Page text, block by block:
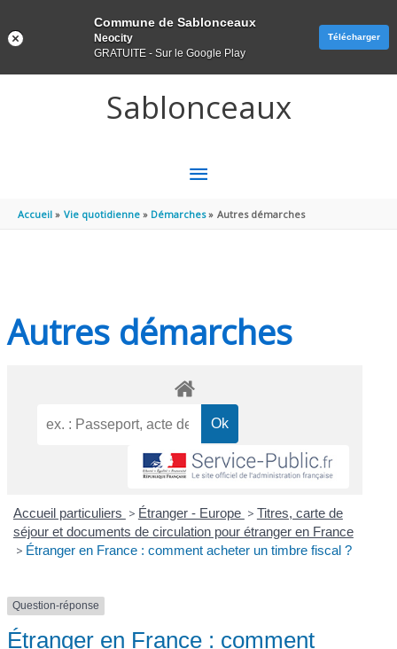
Sablonceaux
MENU
PRINCIPAL
Accueil Vie quotidienne Démarches Autres démarches
Autres démarches
Accueil particuliers > Étranger - Europe > Titres, carte de
séjour et documents de circulation pour étranger en France
> Étranger en France : comment acheter un timbre fiscal ?
Question-réponse
Étranger en France : comment
Commune de Sablonceaux
Neocity
GRATUITE - Sur le Google Play
Télécharger